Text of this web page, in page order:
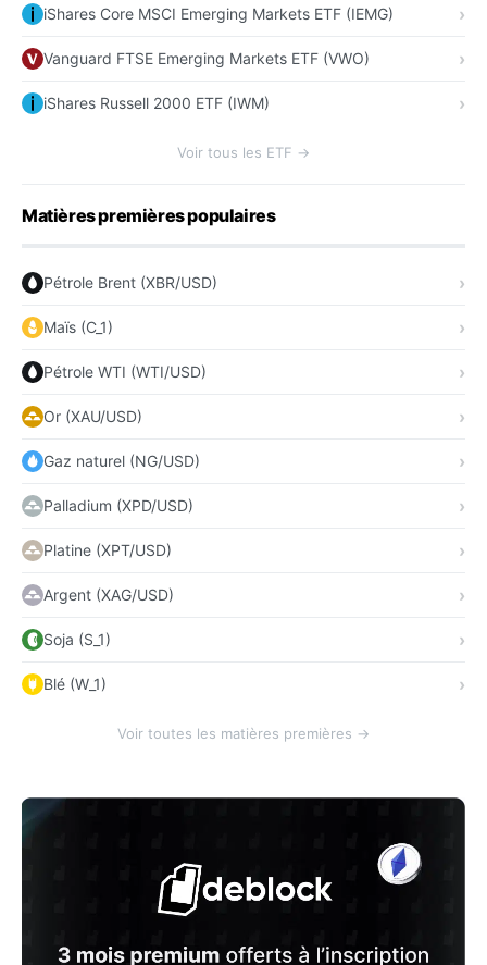
iShares Core MSCI Emerging Markets ETF (IEMG)
Vanguard FTSE Emerging Markets ETF (VWO)
iShares Russell 2000 ETF (IWM)
Voir tous les ETF →
Matières premières populaires
Pétrole Brent (XBR/USD)
Maïs (C_1)
Pétrole WTI (WTI/USD)
Or (XAU/USD)
Gaz naturel (NG/USD)
Palladium (XPD/USD)
Platine (XPT/USD)
Argent (XAG/USD)
Soja (S_1)
Blé (W_1)
Voir toutes les matières premières →